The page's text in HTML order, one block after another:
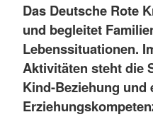
Das Deutsche Rote
und begleitet
Lebenssituationen.
Aktivitäten steht die
Kind-Beziehung und